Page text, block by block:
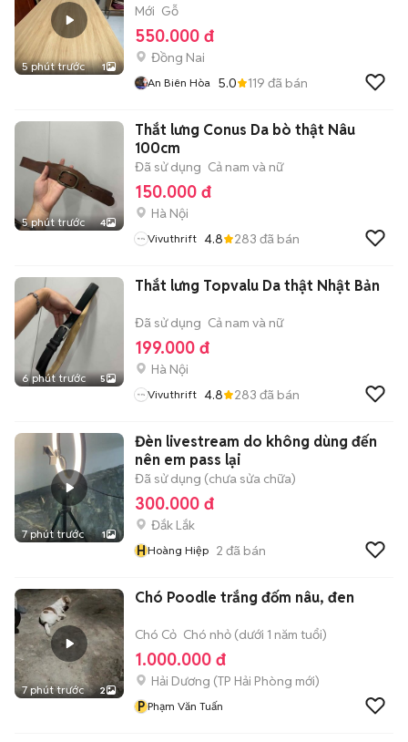
5 phút trước 1
Mới Gỗ
550.000 đ
Đồng Nai
An Biên Hòa 5.0 119 đã bán
5 phút trước 4
Thắt lưng Conus Da bò thật Nâu
100cm
Đã sử dụng Cả nam và nữ
150.000 đ
Hà Nội
Vivuthrift 4.8 283 đã bán
6 phút trước 5
Thắt lưng Topvalu Da thật Nhật Bản
Đã sử dụng Cả nam và nữ
199.000 đ
Hà Nội
Vivuthrift 4.8 283 đã bán
7 phút trước 1
Đèn livestream do không dùng đến
nên em pass lại
Đã sử dụng (chưa sửa chữa)
300.000 đ
Đắk Lắk
HHoàng Hiệp 2 đã bán
7 phút trước 2
Chó Poodle trắng đốm nâu, đen
Chó Cỏ Chó nhỏ (dưới 1 năm tuổi)
1.000.000 đ
Hải Dương (TP Hải Phòng mới)
P Phạm Văn Tuấn